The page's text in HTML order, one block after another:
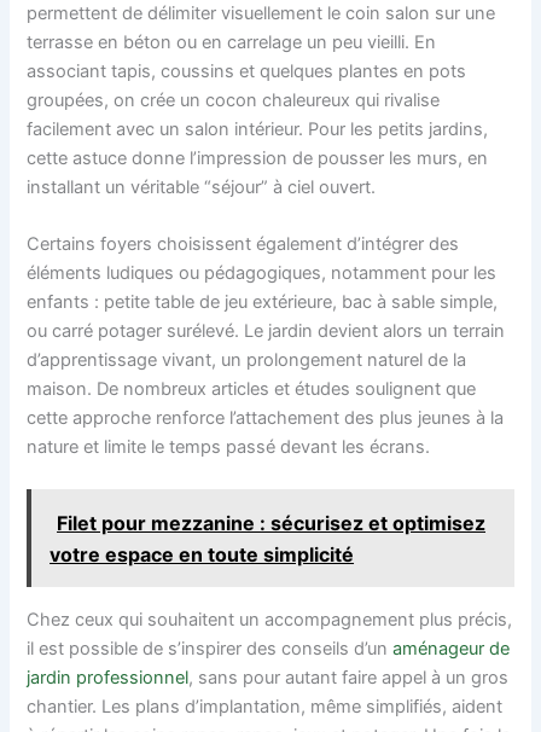
permettent de délimiter visuellement le coin salon sur une
terrasse en béton ou en carrelage un peu vieilli. En
associant tapis, coussins et quelques plantes en pots
groupées, on crée un cocon chaleureux qui rivalise
facilement avec un salon intérieur. Pour les petits jardins,
cette astuce donne l’impression de pousser les murs, en
installant un véritable “séjour” à ciel ouvert.
Certains foyers choisissent également d’intégrer des
éléments ludiques ou pédagogiques, notamment pour les
enfants : petite table de jeu extérieure, bac à sable simple,
ou carré potager surélevé. Le jardin devient alors un terrain
d’apprentissage vivant, un prolongement naturel de la
maison. De nombreux articles et études soulignent que
cette approche renforce l’attachement des plus jeunes à la
nature et limite le temps passé devant les écrans.
Filet pour mezzanine : sécurisez et optimisez
votre espace en toute simplicité
Chez ceux qui souhaitent un accompagnement plus précis,
il est possible de s’inspirer des conseils d’unaménageur de
jardin professionnel, sans pour autant faire appel à un gros
chantier. Les plans d’implantation, même simplifiés, aident